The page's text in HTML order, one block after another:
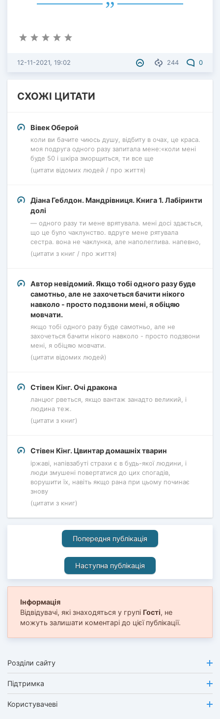
244 0
12-11-2021, 19:02
СХОЖІ ЦИТАТИ
Вівек Оберой
коли ви бачите чиюсь душу, відбиту в очах, це краса.
моя подруга одного разу запитала мене:«коли мені
буде 50 і шкіра зморщиться, ти все ще
(цитати відомих людей / про життя)
Діана Геблдон. Мандрівниця. Книга 1. Лабіринти
долі
— одного разу ти мене врятувала. мені досі здається,
що це було чаклунство. вдруге мене рятувала
сестра. вона не чаклунка, але наполеглива. напевно,
(цитати з книг / про життя)
Автор невідомий. Якщо тобі одного разу буде
самотньо, але не захочеться бачити нікого
навколо - просто подзвони мені, я обіцяю
мовчати.
якщо тобі одного разу буде самотньо, але не
захочеться бачити нікого навколо - просто подзвони
мені, я обіцяю мовчати.
(цитати відомих людей)
Стівен Кінг. Очі дракона
ланцюг рветься, якщо вантаж занадто великий, і
людина теж.
(цитати з книг)
Стівен Кінг. Цвинтар домашніх тварин
іржаві, напівзабуті страхи є в будь-якої людини, і
люди змушені повертатися до цих спогадів,
ворушити їх, навіть якщо рана при цьому починає
знову
(цитати з книг)
Попередня публікація
Наступна публікація
Інформація
Відвідувачі, які знаходяться у групі Гості, не
можуть залишати коментарі до цієї публікації.
Розділи сайту
Підтримка
Користувачеві